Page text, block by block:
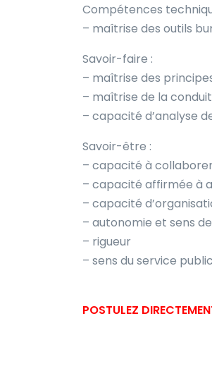
Compétences
– maîtrise des outils
Savoir-faire :
– maîtrise des
– maîtrise de la
– capacité d’analyse
Savoir-être :
– capacité à
– capacité affirmée à
– capacité
– autonomie et sens
– rigueur
– sens du service public
POSTULEZ